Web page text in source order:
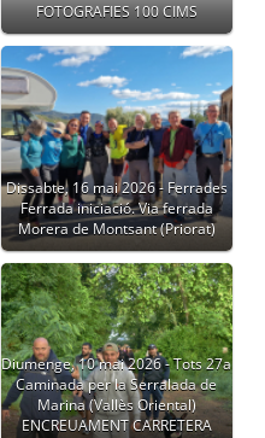
FOTOGRAFIES 100 CIMS
Dissabte, 16 mai 2026 - Ferrades
Ferrada iniciació. Via ferrada
Morera de Montsant (Priorat)
Diumenge, 10 mai 2026 - Tots 27a
Caminada per la Serralada de
Marina (Vallès Oriental)
ENCREUAMENT CARRETERA